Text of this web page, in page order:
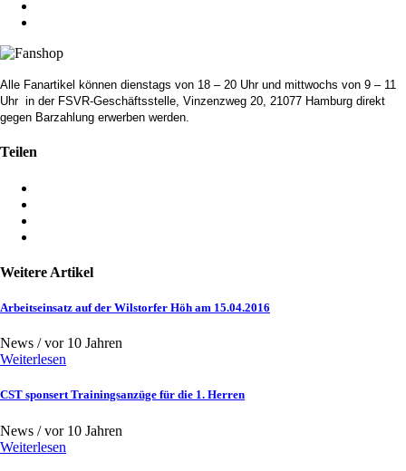
Alle Fanartikel können dienstags von 18 – 20 Uhr und mittwochs von 9 – 11
Uhr in der FSVR-Geschäftsstelle, Vinzenzweg 20, 21077 Hamburg direkt
gegen Barzahlung erwerben werden.
Teilen
Weitere Artikel
Arbeitseinsatz auf der Wilstorfer Höh am 15.04.2016
News /vor 10 Jahren
Weiterlesen
CST sponsert Trainingsanzüge für die 1. Herren
News /vor 10 Jahren
Weiterlesen